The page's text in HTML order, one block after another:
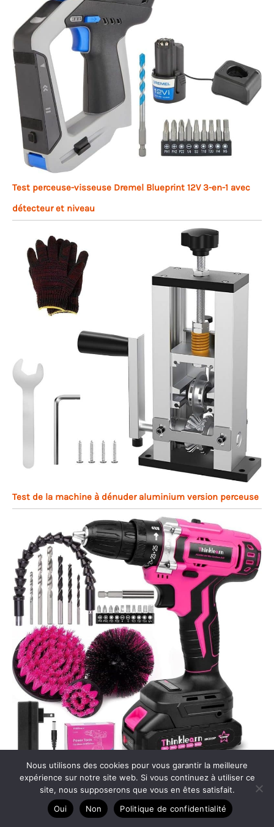
Test perceuse-visseuse Dremel Blueprint 12V 3-en-1 avec
détecteur et niveau
Test de la machine à dénuder aluminium version perceuse
Test : perceuse-visseuse sans fil rose 20 V
Nous utilisons des cookies pour vous garantir la meilleure
expérience sur notre site web. Si vous continuez à utiliser ce
site, nous supposerons que vous en êtes satisfait.
Oui
Non Politique de confidentialité